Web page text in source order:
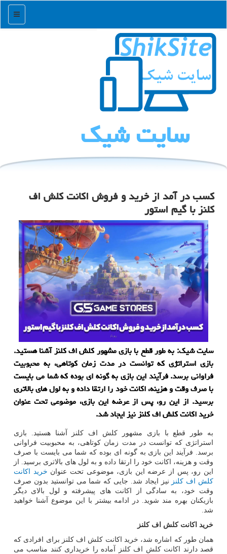
منو
سایت شیك
کسب در آمد از خرید و فروش اکانت کلش اف
کلنز با گیم استور
سایت شیک: به طور قطع با بازی مشهور کلش اف کلنز آشنا هستید.
بازی استراتژی که توانست در مدت زمان کوتاهی، به محبوبیت
فراوانی برسد. فرآیند این بازی به گونه ای بوده که شما می بایست
با صرف وقت و هزینه، اکانت خود را ارتقا داده و به لول های بالاتری
برسید. از این رو، پس از عرضه این بازی، موضوعی تحت عنوان
خرید اکانت کلش اف کلنز نیز ایجاد شد.
به طور قطع با بازی مشهور کلش اف کلنز آشنا هستید. بازی
استراتژی که توانست در مدت زمان کوتاهی، به محبوبیت فراوانی
برسد. فرآیند این بازی به گونه ای بوده که شما می بایست با صرف
وقت و هزینه، اکانت خود را ارتقا داده و به لول های بالاتری برسید. از
این رو، پس از عرضه این بازی، موضوعی تحت عنوان خرید اکانت
کلش اف کلنز نیز ایجاد شد. جایی که شما می توانستید بدون صرف
وقت خود، به سادگی از اکانت های پیشرفته و لول بالای دیگر
بازیکنان بهره مند شوید. در ادامه بیشتر با این موضوع آشنا خواهید
شد.
خرید اکانت کلش اف کلنز
همان طور که اشاره شد، خرید اکانت کلش اف کلنز برای افرادی که
قصد دارند اکانت کلش اف کلنز آماده را خریداری کنند مناسب می